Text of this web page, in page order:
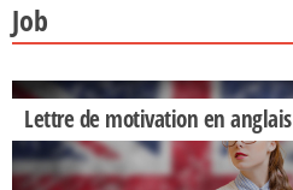
Job
Lettre de motivation en anglais